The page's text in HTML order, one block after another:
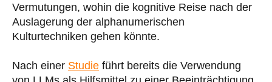
Vermutungen, wohin die kognitive Reise nach der
Auslagerung der alphanumerischen
Kulturtechniken gehen könnte.
Nach einer Studie führt bereits die Verwendung